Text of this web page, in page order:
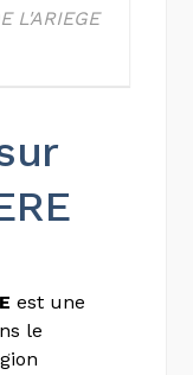
L'ARIEGE
est une
le